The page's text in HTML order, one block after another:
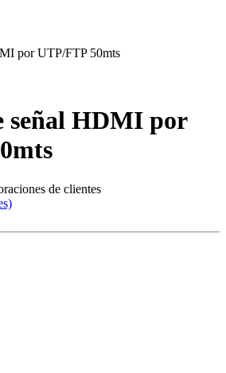
señal HDMI por
de clientes